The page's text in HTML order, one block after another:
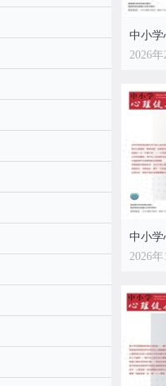
2026年
2026年